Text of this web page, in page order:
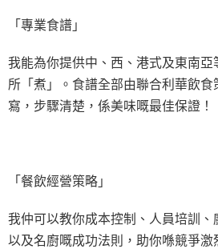
「專業食譜」
我能為你提供中、西、港式及東南
所「煮」。食譜全部由聯合利華飲
寫，步驟清楚，係美味嘅最佳保證！
「餐飲經營策略」
我仲可以教你成本控制、人員培訓、
以及名廚嘅成功法則，助你喺競爭激